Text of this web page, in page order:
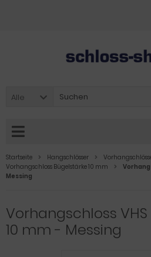
Alle
Startseite Hangschlösser
Vorhangschloss Bügelstärke 10 mm
Messing
Vorhangschloss VHS
10 mm - Messing